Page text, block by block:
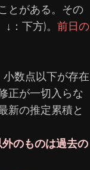
とがある。 その
：下方)。 前日の
数点以下が存在
正が一切入らな
新の推定累積と
のものは過去の